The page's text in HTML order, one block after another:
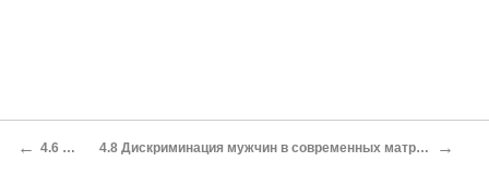
← 4.6 Школа 4.8 Дискриминация мужчин в современных матриархальных странах →